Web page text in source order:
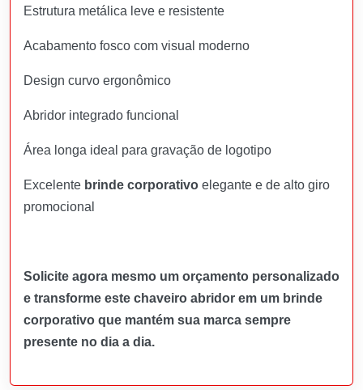
Estrutura metálica leve e resistente
Acabamento fosco com visual moderno
Design curvo ergonômico
Abridor integrado funcional
Área longa ideal para gravação de logotipo
Excelente brinde corporativo elegante e de alto giro
promocional
Solicite agora mesmo um orçamento personalizado
e transforme este chaveiro abridor em um brinde
corporativo que mantém sua marca sempre
presente no dia a dia.